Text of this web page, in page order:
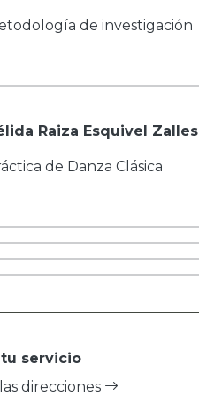
de investigación
Raiza Esquivel Zalles
de Danza Clásica
tu servicio
direcciones